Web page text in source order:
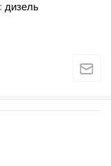
дизель